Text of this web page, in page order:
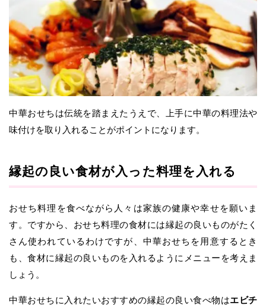
中華おせちは伝統を踏まえたうえで、上手に中華の料理法や
味付けを取り入れることがポイントになります。
縁起の良い食材が入った料理を入れる
おせち料理を食べながら人々は家族の健康や幸せを願いま
す。ですから、おせち料理の食材には縁起の良いものがたく
さん使われているわけですが、中華おせちを用意するとき
も、食材に縁起の良いものを入れるようにメニューを考えま
しょう。
中華おせちに入れたいおすすめの縁起の良い食べ物はエビチ